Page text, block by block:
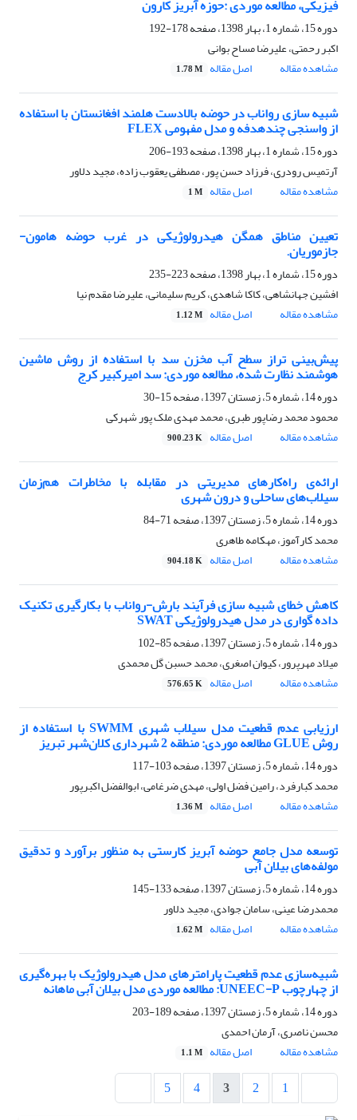
فیزیکی، مطالعه موردی :حوزه آبریز کارون
دوره 15، شماره 1، بهار 1398، صفحه
178-192
اکبر رحمتی، علیرضا مساح بوانی
مشاهده مقاله
اصل مقاله 1.78 M
شبیه سازی رواناب در حوضه بالادست هلمند افغانستان با استفاده
از واسنجی چندهدفه و مدل مفهومی FLEX
دوره 15، شماره 1، بهار 1398، صفحه
193-206
آرتمیس رودری، فرزاد حسن پور، مصطفی یعقوب زاده، مجید دلاور
مشاهده مقاله
اصل مقاله 1 M
تعیین مناطق همگن هیدرولوژیکی در غرب حوضه هامون-
جازموریان.
دوره 15، شماره 1، بهار 1398، صفحه
223-235
افشین جهانشاهی، کاکا شاهدی، کریم سلیمانی، علیرضا مقدم نیا
مشاهده مقاله
اصل مقاله 1.12 M
پیش‌بینی تراز سطح آب مخزن سد با استفاده از روش ماشین
هوشمند نظارت شده، مطالعه موردی: سد امیرکبیر کرج
دوره 14، شماره 5، زمستان 1397، صفحه
15-30
محمود محمد رضاپور طبری، محمد مهدی ملک پور شهرکی
مشاهده مقاله
اصل مقاله 900.23 K
ارائه‌ی راه‌کارهای مدیریتی در مقابله با مخاطرات هم‌زمان
سیلاب‌های ساحلی و درون شهری
دوره 14، شماره 5، زمستان 1397، صفحه
71-84
محمد کارآموز، مهکامه طاهری
مشاهده مقاله
اصل مقاله 904.18 K
کاهش خطای شبیه سازی فرآیند بارش-رواناب با بکارگیری تکنیک
داده گواری در مدل هیدرولوژیکی SWAT
دوره 14، شماره 5، زمستان 1397، صفحه
85-102
میلاد مهرپرور، کیوان اصغری، محمد حسبن گل محمدی
مشاهده مقاله
اصل مقاله 576.65 K
ارزیابی عدم قطعیت مدل سیلاب شهری SWMM با استفاده از
روش GLUE مطالعه موردی: منطقه 2 شهرداری کلان‌شهر تبریز
دوره 14، شماره 5، زمستان 1397، صفحه
103-117
محمد کبارفرد، رامین فضل اولی، مهدی ضرغامی، ابوالفضل اکبرپور
مشاهده مقاله
اصل مقاله 1.36 M
توسعه مدل جامع حوضه آبریز کارستی به منظور برآورد و تدقیق
مولفه‌های بیلان آبی
دوره 14، شماره 5، زمستان 1397، صفحه
133-145
محمدرضا عینی، سامان جوادی، مجید دلاور
مشاهده مقاله
اصل مقاله 1.62 M
شبیه‌سازی عدم قطعیت پارامترهای مدل هیدرولوژیک با بهره‌گیری
از چهارچوب UNEEC-P: مطالعه موردی مدل بیلان آبی ماهانه
دوره 14، شماره 5، زمستان 1397، صفحه
189-203
محسن ناصری، آرمان احمدی
مشاهده مقاله
اصل مقاله 1.1 M
1
2
3
4
5